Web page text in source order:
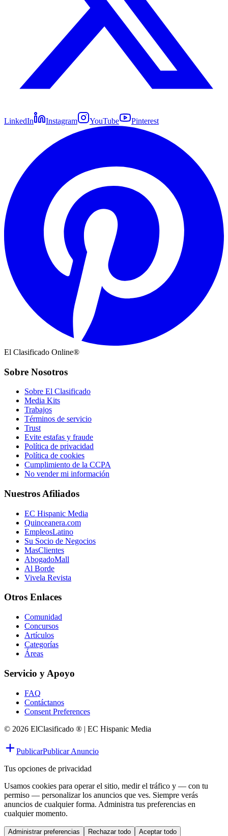
LinkedIn Instagram YouTube Pinterest
El Clasificado Online®
Sobre Nosotros
Sobre El Clasificado
Media Kits
Trabajos
Términos de servicio
Trust
Evite estafas y fraude
Política de privacidad
Política de cookies
Cumplimiento de la CCPA
No vender mi información
Nuestros Afiliados
EC Hispanic Media
Quinceanera.com
EmpleosLatino
Su Socio de Negocios
MasClientes
AbogadoMall
Al Borde
Vivela Revista
Otros Enlaces
Comunidad
Concursos
Artículos
Categorías
Áreas
Servicio y Apoyo
FAQ
Contáctanos
Consent Preferences
© 2026 ElClasificado ® | EC Hispanic Media
PublicarPublicar Anuncio
Tus opciones de privacidad
Usamos cookies para operar el sitio, medir el tráfico y — con tu
permiso — personalizar los anuncios que ves. Siempre verás
anuncios de cualquier forma. Administra tus preferencias en
cualquier momento.
Administrar preferencias Rechazar todo Aceptar todo